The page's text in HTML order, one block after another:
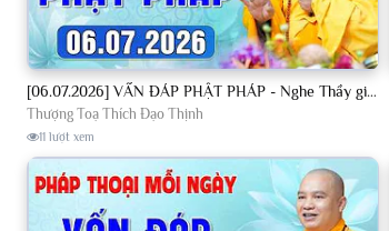
[06.07.2026] VẤN ĐÁP PHẬT PHÁP - Nghe Thầy giảng Pháp mỗi ngày CÔNG ĐỨC VÔ LƯỢNG│TT. Thích Đạo Thịnh
Thượng Toạ Thích Đạo Thịnh
11 lượt xem